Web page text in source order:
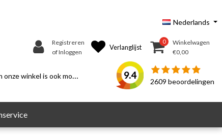
Nederlands
Registreren
of Inloggen
Verlanglijst
0
Winkelwagen
€0,00
winkel is ook mogelijk. 9.4
2609 beoordelingen